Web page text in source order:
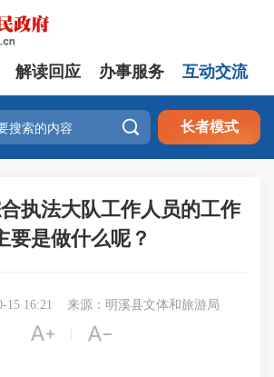
解读回应 办事服务 互动交流
 长者模式
执法大队工作人员的工作
要是做什么呢？
15 16:21 来源：明溪县文体和旅游局
 